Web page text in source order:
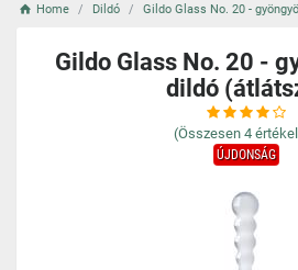
Home Dildó Gildo Glass No. 20 -
Gildo Glass No. 20 -
dildó
(Összesen 4
ÚJDONSÁG